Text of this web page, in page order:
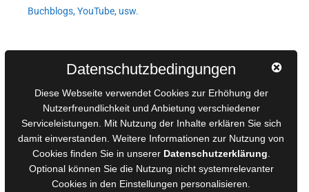
Buchblogs, YouTube, usw.
AGB für Medienprojekte
Online-Artikel
Manuskripte einreichen
Ausschreibungen
Belegexemplare
Eigenbedarfsexemplare
Datenschutzbedingungen
Diese Webseite verwendet Cookies zur Erhöhung der
Nutzerfreundlichkeit und Anbietung verschiedener
Serviceleistungen. Mit Nutzung der Inhalte erklären Sie sich
damit einverstanden. Weitere Informationen zur Nutzung von
Cookies finden Sie in unserer Datenschutzerklärung
Optional können Sie die Nutzung nicht systemrelevanter
Cookies in den Einstellungen personalisieren.